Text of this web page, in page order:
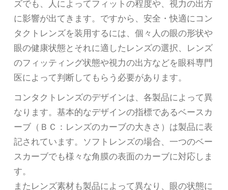
ズでも、人によってフィットの程度や、視力の出方
に影響が出てきます。ですから、安全・快適にコン
タクトレンズを装用するには、個々人の眼の形状や
眼の健康状態とそれに適したレンズの選択、レンズ
のフィッティング状態や視力の出方などを眼科専門
医によって判断してもらう必要があります。
コンタクトレンズのデザインは、各製品によって異
なります。基本的なデザインの指標であるベースカ
ーブ（ＢＣ：レンズのカーブの大きさ）は製品に表
記されています。ソフトレンズの場合、一つのベー
スカーブでも様々な角膜の表面のカーブに対応しま
す。
またレンズ素材も製品によって異なり、眼の状態に